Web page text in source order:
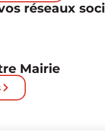
réseaux
Mairie